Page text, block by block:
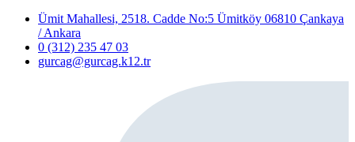
Ümit Mahallesi, 2518. Cadde No:5 Ümitköy 06810 Çankaya
/ Ankara
0 (312) 235 47 03
gurcag@gurcag.k12.tr